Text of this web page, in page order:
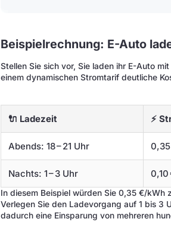
Beispielrechnung: E-Auto
Stellen Sie sich vor, Sie laden ihr E-Auto
einem dynamischen Stromtarif deutliche
🔌 Ladezeit ⚡
Abends: 18 – 21 Uhr
Nachts: 1 – 3 Uhr 0,10
In diesem Beispiel würden Sie 0,35 €/kWh
Verlegen Sie den Ladevorgang auf 1 bis 3
dadurch eine Einsparung von mehreren